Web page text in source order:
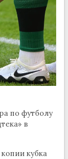
по футболу
в
кубка